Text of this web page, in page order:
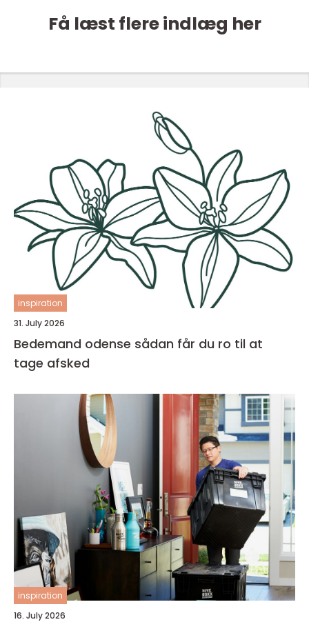
Få læst flere indlæg her
inspiration
31. July 2026
Bedemand odense sådan får du ro til at
tage afsked
inspiration
16. July 2026